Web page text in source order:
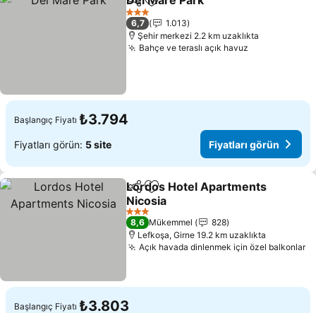
PaylaşFavorilerime ekle
3 Yıldız
6,7
1.013
Şehir merkezi 2.2 km uzaklıkta
Bahçe ve teraslı açık havuz
Başlangıç Fiyatı ₺3.794
Fiyatları görün: 5 site Fiyatları görün
PaylaşFavorilerime ekle
Lordos Hotel Apartments
Nicosia
3 Yıldız
8,6 Mükemmel
828
Lefkoşa, Girne 19.2 km uzaklıkta
Açık havada dinlenmek için özel balkonlar
Başlangıç Fiyatı ₺3.803